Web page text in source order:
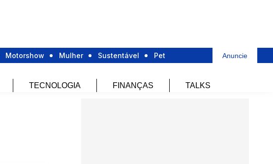
Motorshow Mulher Sustentável Pet Anuncie
TECNOLOGIA FINANÇAS TALKS